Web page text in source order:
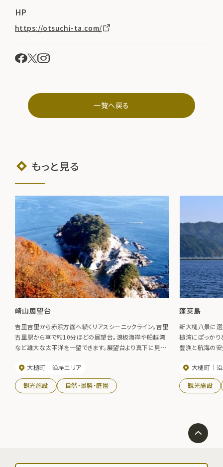
HP
https://otsuchi-ta.com/
一覧へ戻る
もっと見る
崎山展望台
吉里吉里から赤浜方面へ続くリアスシーニックライン。吉里
吉里駅から車で約10分ほどの展望台。浪板海岸や船越湾
など雄大な太平洋を一望できます。展望台より真下に見え
見事で、その姿は迫力満点です。
大槌町 沿岸エリア
観光施設 自然・景勝・庭園
蓬莱島
新大槌八景に選
槌湾にぽっかり
豊漁と航海の
セイの供養塔が
民に親しまれて
ず釣り人が訪れ
大槌町
観光施設